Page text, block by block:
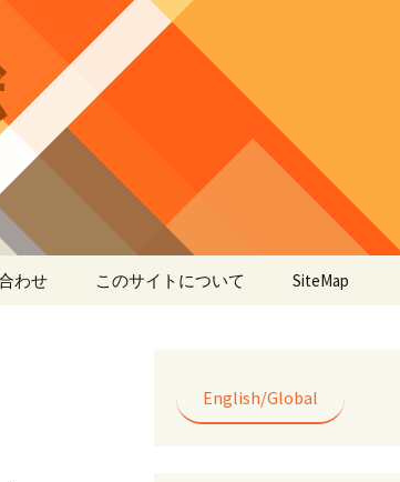
わせ このサイトについて
折りカラー編み
(OriColorWeave)につい
SiteMap
English/Global